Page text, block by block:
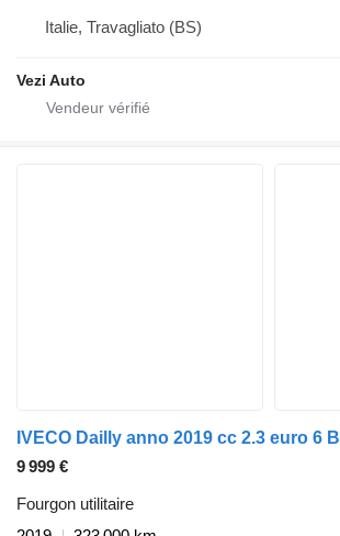
Italie, Travagliato (BS)
Vezi Auto
IVECO Dailly anno 2019 cc 2.3 euro 6 B
9 999 €
Fourgon utilitaire